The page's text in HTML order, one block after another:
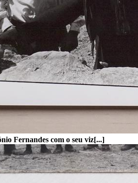
Fernandes com o seu viz[...]